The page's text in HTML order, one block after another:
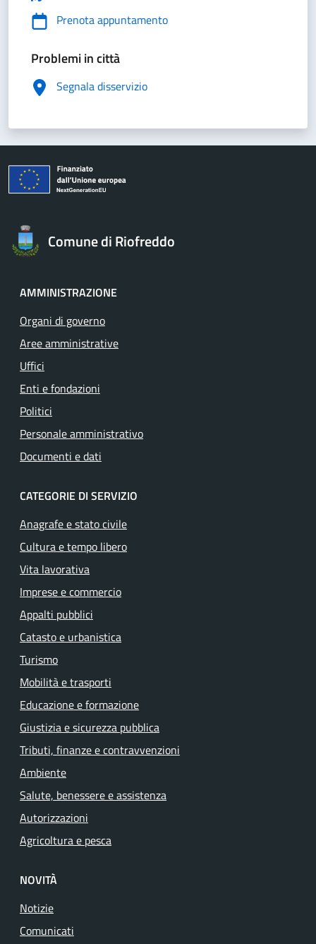
Prenota appuntamento
Problemi in città
Segnala disservizio
Comune di Riofreddo
AMMINISTRAZIONE
Organi di governo
Aree amministrative
Uffici
Enti e fondazioni
Politici
Personale amministrativo
Documenti e dati
CATEGORIE DI SERVIZIO
Anagrafe e stato civile
Cultura e tempo libero
Vita lavorativa
Imprese e commercio
Appalti pubblici
Catasto e urbanistica
Turismo
Mobilità e trasporti
Educazione e formazione
Giustizia e sicurezza pubblica
Tributi, finanze e contravvenzioni
Ambiente
Salute, benessere e assistenza
Autorizzazioni
Agricoltura e pesca
NOVITÀ
Notizie
Comunicati